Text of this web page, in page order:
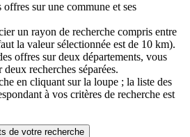
offres sur une commune et ses
un rayon de recherche compris entre
la valeur sélectionnée est de 10 km).
offres sur deux départements, vous
recherches séparées.
en cliquant sur la loupe ; la liste des
à vos critères de recherche est
de votre recherche